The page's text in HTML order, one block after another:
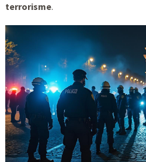
terrorisme.